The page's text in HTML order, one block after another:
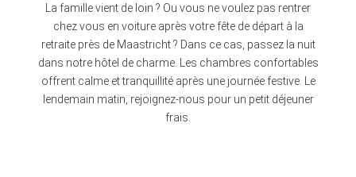
La famille vient de loin ? Ou vous ne voulez pas rentrer
chez vous en voiture après votre fête de départ à la
retraite près de Maastricht ? Dans ce cas, passez la nuit
dans notre hôtel de charme. Les chambres confortables
offrent calme et tranquillité après une journée festive. Le
lendemain matin, rejoignez-nous pour un petit déjeuner
frais.